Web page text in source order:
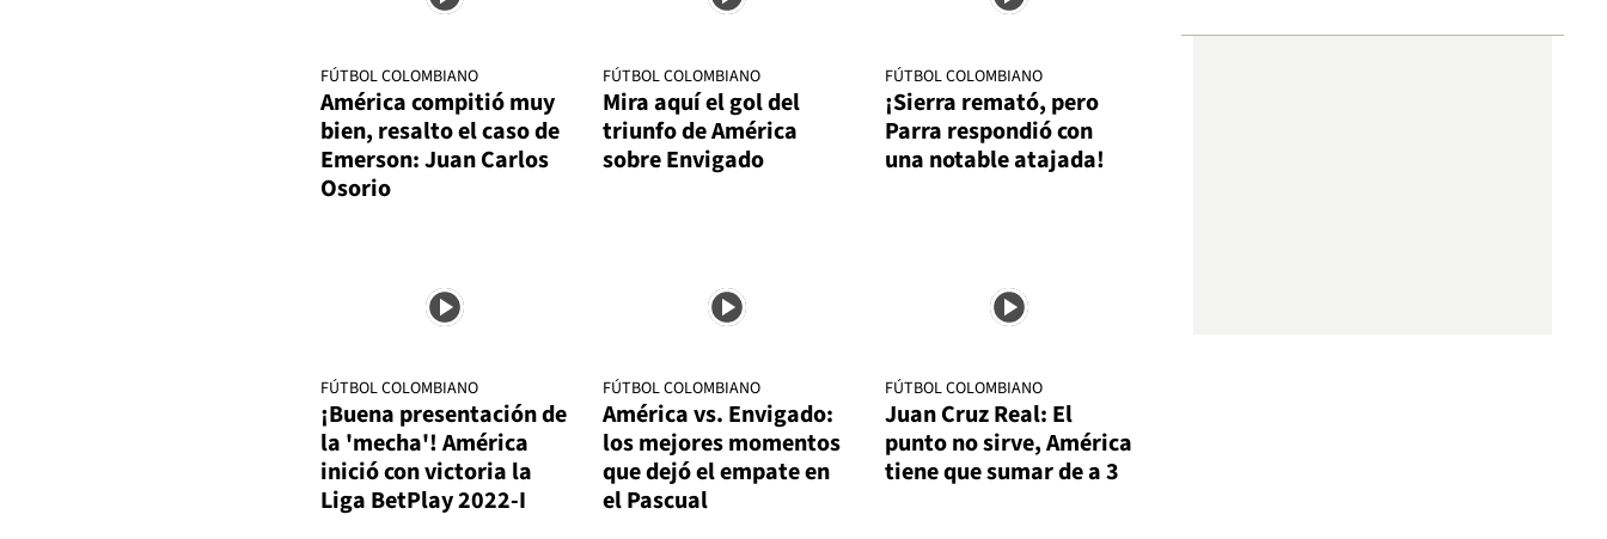
FÚTBOL COLOMBIANO
América compitió muy
bien, resalto el caso de
Emerson: Juan Carlos
Osorio
FÚTBOL COLOMBIANO
Mira aquí el gol del
triunfo de América
sobre Envigado
FÚTBOL COLOMBIANO
¡Sierra remató, pero
Parra respondió con
una notable atajada!
FÚTBOL COLOMBIANO
¡Buena presentación de
la 'mecha'! América
inició con victoria la
Liga BetPlay 2022-I
FÚTBOL COLOMBIANO
América vs. Envigado:
los mejores momentos
que dejó el empate en
el Pascual
FÚTBOL COLOMBIANO
Juan Cruz Real: El
punto no sirve, América
tiene que sumar de a 3